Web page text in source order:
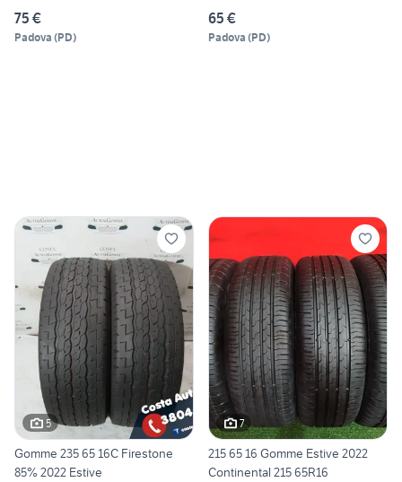
75 €
Padova (PD)
65 €
Padova (PD)
5
Gomme 235 65 16C Firestone
85% 2022 Estive
7
215 65 16 Gomme Estive 2022
Continental 215 65R16